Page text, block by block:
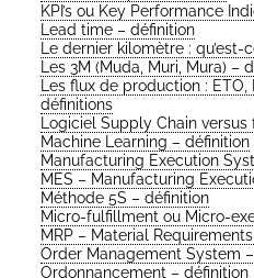
KPI’s ou Key Per­for­mance
Lead time – définition
Le der­nier kilo­mètre : qu’est-
Les 3M (Muda, Muri, Mura) –
Les flux de pro­duc­tion : ETO,
définitions
Logi­ciel Sup­ply Chain ver­sus
Machine Lear­ning – définition
Manu­fac­tu­ring Exe­cu­tion
MES – Manu­fac­tu­ring
Méthode 5S – définition
Micro-ful­fillment ou Micro-
MRP – Mate­rial
Order Mana­ge­ment Sys­tem
Ordon­nan­ce­ment – définition